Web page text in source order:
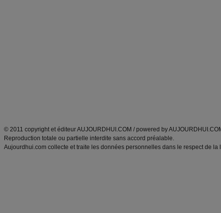
© 2011 copyright et éditeur AUJOURDHUI.COM / powered by
Reproduction totale ou partielle interdite sans accord préalable.
Aujourdhui.com collecte et traite les données personnelles dans le respect de